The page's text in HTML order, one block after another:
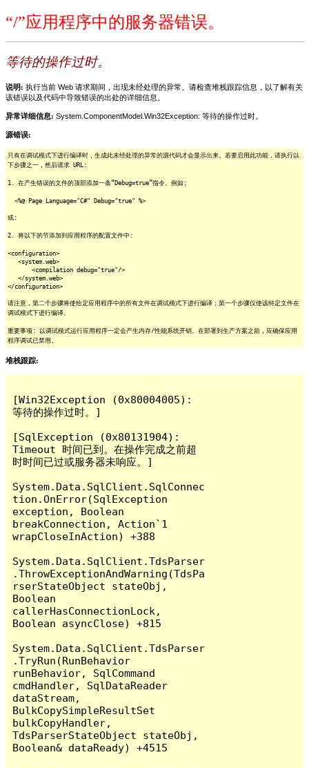
“/”应用程序中的服务器错误。
等待的操作过时。
说明: 执行当前 Web 请求期间，出现未经处理的异常。请检查堆栈跟踪信息，以了解有关
该错误以及代码中导致错误的出处的详细信息。
异常详细信息: System.ComponentModel.Win32Exception: 等待的操作过时。
源错误:
只有在调试模式下进行编译时，生成此未经处理的异常的源代码才会显示出来。若要启用此功能，请执行以
下步骤之一，然后请求 URL:
1. 在产生错误的文件的顶部添加一条“Debug=true”指令。例如:
<%@ Page Language="C#" Debug="true" %>
或:
2. 将以下的节添加到应用程序的配置文件中:
<configuration>
<system.web>
<compilation debug="true"/>
</system.web>
</configuration>
请注意，第二个步骤将使给定应用程序中的所有文件在调试模式下进行编译；第一个步骤仅使该特定文件在
调试模式下进行编译。
重要事项: 以调试模式运行应用程序一定会产生内存/性能系统开销。在部署到生产方案之前，应确保应用
程序调试已禁用。
堆栈跟踪:
[Win32Exception (0x80004005):
等待的操作过时。]
[SqlException (0x80131904):
Timeout 时间已到。在操作完成之前超
时时间已过或服务器未响应。]
System.Data.SqlClient.SqlConnec
tion.OnError(SqlException
exception, Boolean
breakConnection, Action`1
wrapCloseInAction) +388
System.Data.SqlClient.TdsParser
.ThrowExceptionAndWarning(TdsPa
rserStateObject stateObj,
Boolean
callerHasConnectionLock,
Boolean asyncClose) +815
System.Data.SqlClient.TdsParser
.TryRun(RunBehavior
runBehavior, SqlCommand
cmdHandler, SqlDataReader
dataStream,
BulkCopySimpleResultSet
bulkCopyHandler,
TdsParserStateObject stateObj,
Boolean& dataReady) +4515